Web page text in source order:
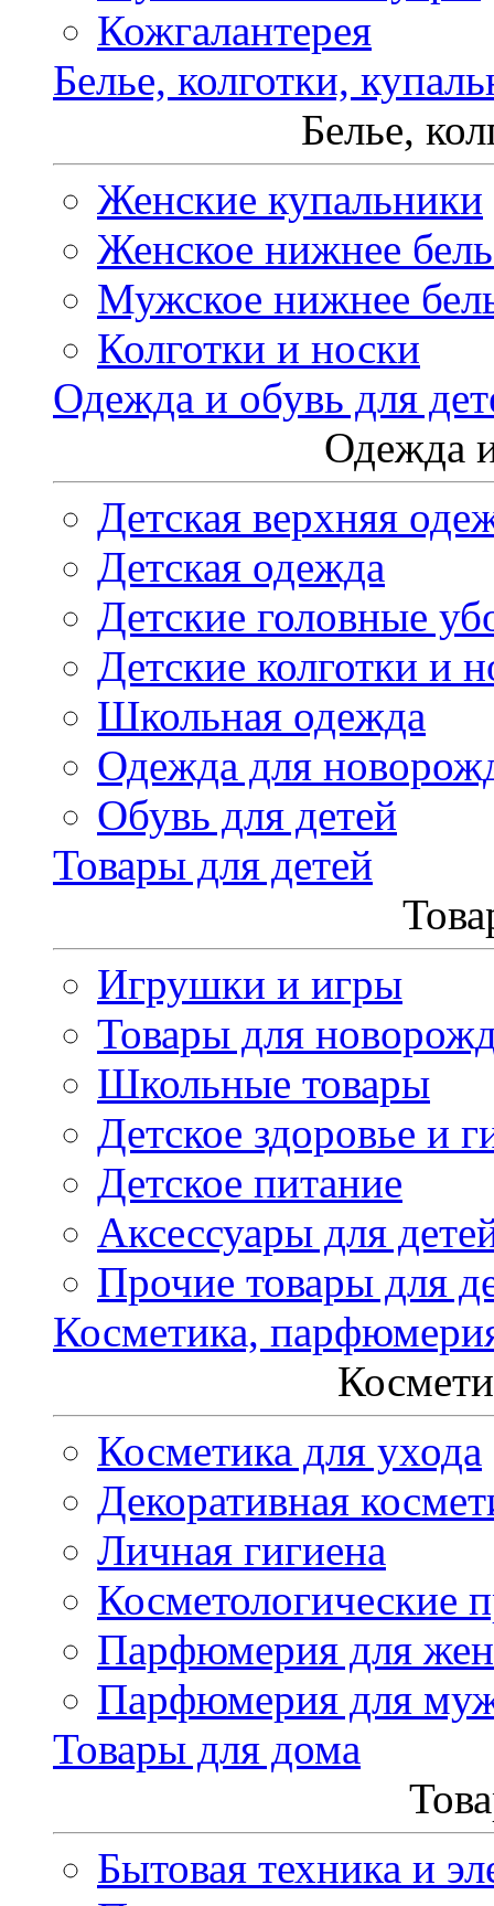
Кожгалантерея
Белье, колготки,
Белье,
Женские купальники
Женское нижнее
Мужское нижнее
Колготки и носки
Одежда и обувь для
Одежда
Детская верхняя
Детская одежда
Детские головные
Детские колготки и
Школьная одежда
Одежда для
Обувь для детей
Товары для детей
Игрушки и игры
Товары для
Школьные товары
Детское здоровье и
Детское питание
Аксессуары для
Прочие товары для
Косметика,
Косметика для ухода
Декоративная
Личная гигиена
Косметологические
Парфюмерия для
Парфюмерия для
Товары для дома
Бытовая техника и